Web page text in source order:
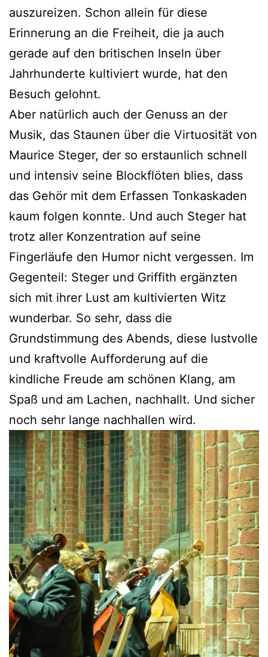
auszureizen. Schon allein für diese
Erinnerung an die Freiheit, die ja auch
gerade auf den britischen Inseln über
Jahrhunderte kultiviert wurde, hat den
Besuch gelohnt.
Aber natürlich auch der Genuss an der
Musik, das Staunen über die Virtuosität von
Maurice Steger, der so erstaunlich schnell
und intensiv seine Blockflöten blies, dass
das Gehör mit dem Erfassen Tonkaskaden
kaum folgen konnte. Und auch Steger hat
trotz aller Konzentration auf seine
Fingerläufe den Humor nicht vergessen. Im
Gegenteil: Steger und Griffith ergänzten
sich mit ihrer Lust am kultivierten Witz
wunderbar. So sehr, dass die
Grundstimmung des Abends, diese lustvolle
und kraftvolle Aufforderung auf die
kindliche Freude am schönen Klang, am
Spaß und am Lachen, nachhallt. Und sicher
noch sehr lange nachhallen wird.